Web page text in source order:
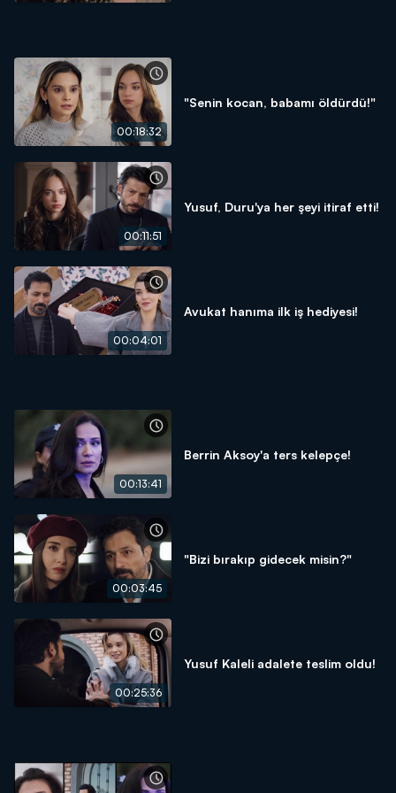
00:18:32
"Senin kocan, babamı öldürdü!"
00:11:51
Yusuf, Duru'ya her şeyi itiraf etti!
00:04:01
Avukat hanıma ilk iş hediyesi!
00:13:41
Berrin Aksoy'a ters kelepçe!
00:03:45
"Bizi bırakıp gidecek misin?"
00:25:36
Yusuf Kaleli adalete teslim oldu!